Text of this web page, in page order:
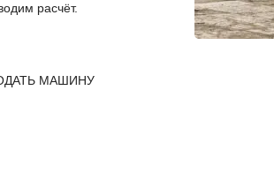
расчёт.
МАШИНУ